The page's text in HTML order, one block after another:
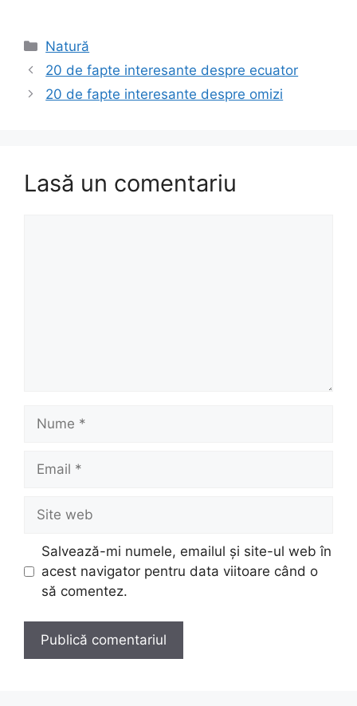
Categorii
Natură
20 de fapte interesante despre ecuator
20 de fapte interesante despre omizi
Lasă un comentariu
web
Salvează-mi numele, emailul și site-ul web în
acest navigator pentru data viitoare când o
să comentez.